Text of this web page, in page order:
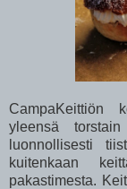
CampaKeittiön
yleensä
luonnollisesti
kuitenkaan
pakastimesta.